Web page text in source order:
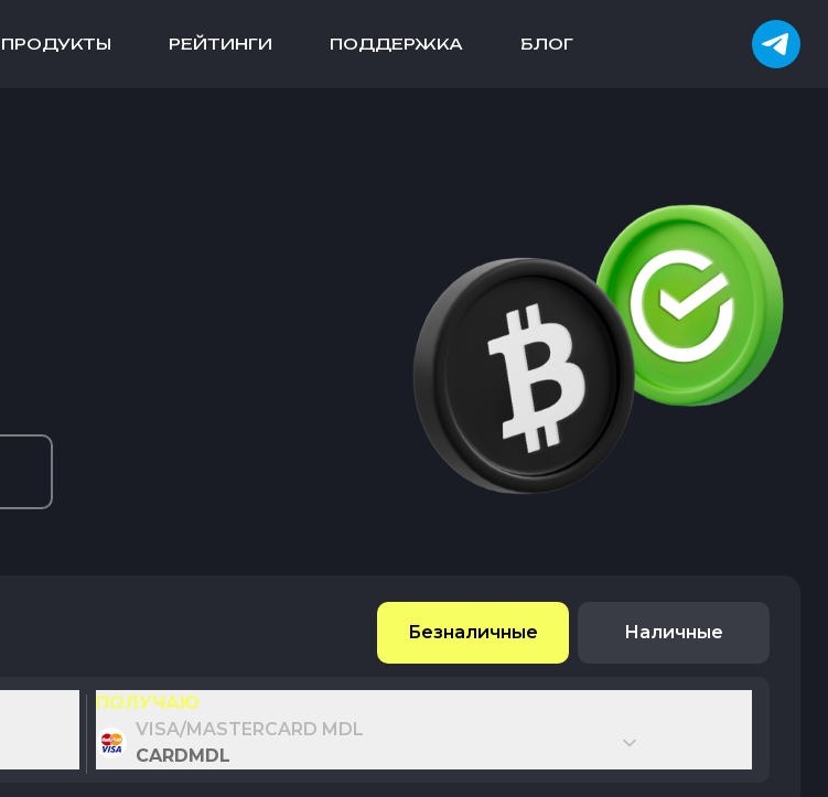
ПРОДУКТЫ РЕЙТИНГИ ПОДДЕРЖКА БЛОГ
Безналичные Наличные
ПОЛУЧАЮ
VISA/MASTERCARD MDL
CARDMDL